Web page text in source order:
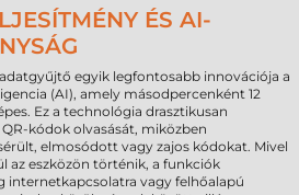
ÉS AI-
egyik legfontosabb innovációja a
(AI), amely másodpercenként 12
Ez a technológia drasztikusan
kódok olvasását, miközben
elmosódott vagy zajos kódokat. Mivel
az eszközön történik, a funkciók
internetkapcsolatra vagy felhőalapú